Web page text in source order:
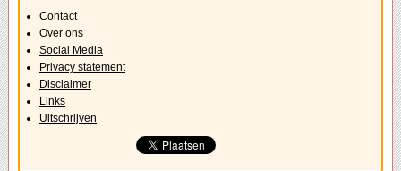
Contact
Over ons
Social Media
Privacy statement
Disclaimer
Links
Uitschrijven